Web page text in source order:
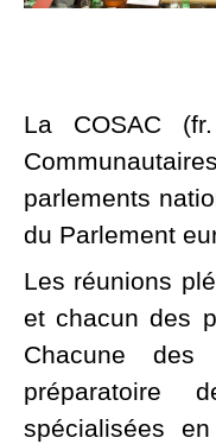
La COSAC
parlements
du Parlement
Les réunions
et chacun des
Chacune des
préparatoire
spécialisées